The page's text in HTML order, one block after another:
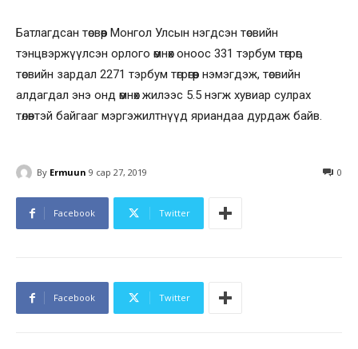
Батлагдсан төсвөөр Монгол Улсын нэгдсэн төсвийн
тэнцвэржүүлсэн орлого өмнөх оноос 331 тэрбум төгрөг,
төсвийн зардал 2271 тэрбум төгрөгөөр нэмэгдэж, төсвийн
алдагдал энэ онд өмнөх жилээс 5.5 нэгж хувиар сулрах
төлөвтэй байгааг мэргэжилтнүүд яриандаа дурдаж байв.
By Ermuun 9 сар 27, 2019 0
Facebook Twitter
Facebook Twitter